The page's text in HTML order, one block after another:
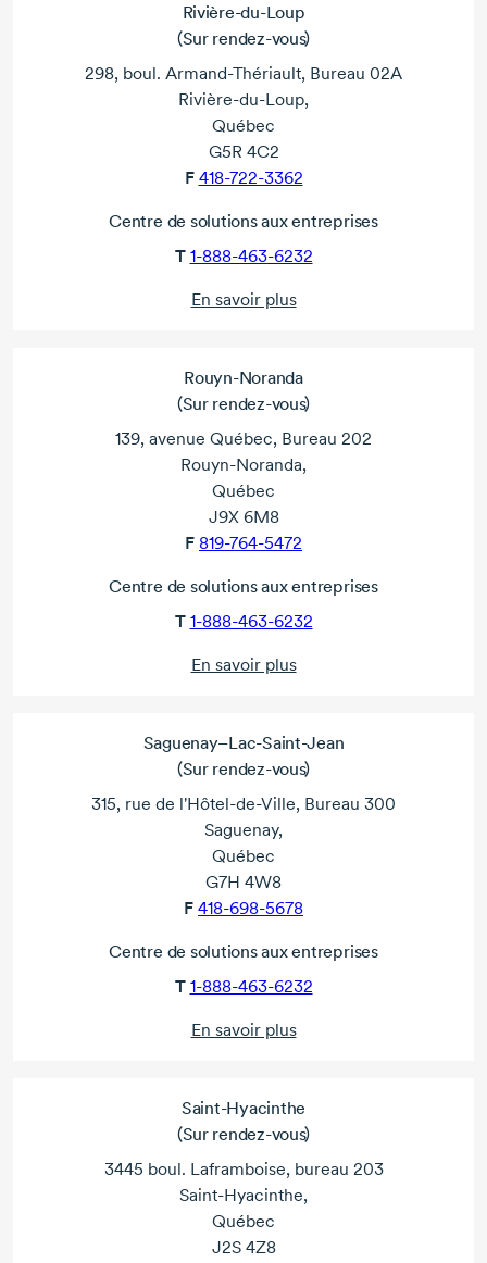
Rivière-du-Loup
(Sur rendez-vous)
298, boul. Armand-Thériault, Bureau 02A
Rivière-du-Loup,
Québec
G5R 4C2
F 418-722-3362
Centre de solutions aux entreprises
T 1-888-463-6232
En savoir plus
Rouyn-Noranda
(Sur rendez-vous)
139, avenue Québec, Bureau 202
Rouyn-Noranda,
Québec
J9X 6M8
F 819-764-5472
Centre de solutions aux entreprises
T 1-888-463-6232
En savoir plus
Saguenay–Lac-Saint-Jean
(Sur rendez-vous)
315, rue de l'Hôtel-de-Ville, Bureau 300
Saguenay,
Québec
G7H 4W8
F 418-698-5678
Centre de solutions aux entreprises
T 1-888-463-6232
En savoir plus
Saint-Hyacinthe
(Sur rendez-vous)
3445 boul. Laframboise, bureau 203
Saint-Hyacinthe,
Québec
J2S 4Z8